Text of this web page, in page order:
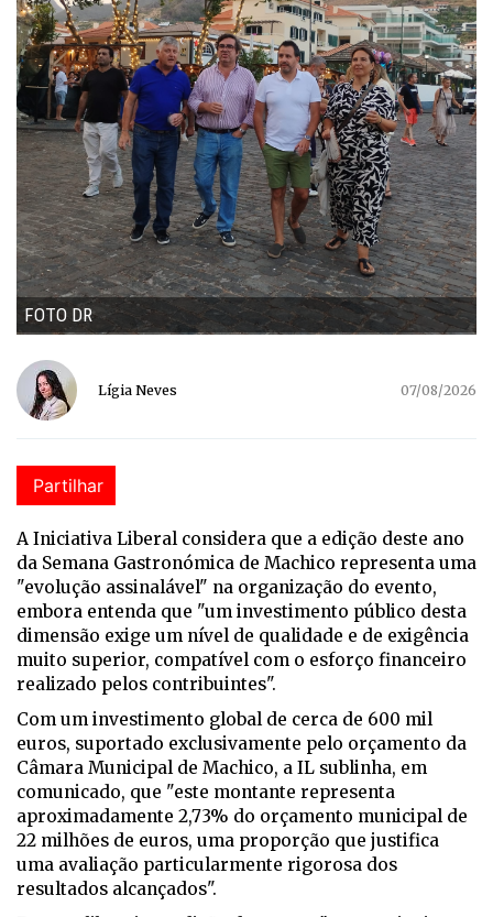
FOTO DR
Lígia Neves 07/08/2026
Partilhar
A Iniciativa Liberal considera que a edição deste ano
da Semana Gastronómica de Machico representa uma
"evolução assinalável" na organização do evento,
embora entenda que "um investimento público desta
dimensão exige um nível de qualidade e de exigência
muito superior, compatível com o esforço financeiro
realizado pelos contribuintes".
Com um investimento global de cerca de 600 mil
euros, suportado exclusivamente pelo orçamento da
Câmara Municipal de Machico, a IL sublinha, em
comunicado, que "este montante representa
aproximadamente 2,73% do orçamento municipal de
22 milhões de euros, uma proporção que justifica
uma avaliação particularmente rigorosa dos
resultados alcançados".